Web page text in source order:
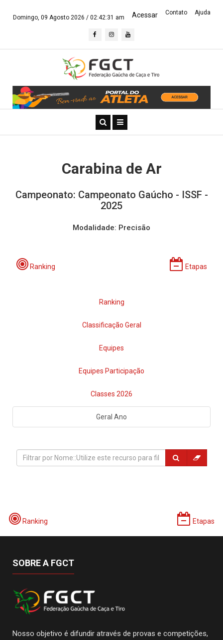
Domingo, 09 Agosto 2026 / 02:42:31 am Acessar Contato Ajuda
Carabina de Ar
Campeonato: Campeonato Gaúcho - ISSF -
2025
Modalidade: Precisão
Ranking Etapas
Ranking
Classificação Geral
Equipes
Equipes Participação
Classes 2026
Geral Ano
Ranking Etapas
SOBRE A FGCT
Nosso objetivo é difundir através de provas e competições,